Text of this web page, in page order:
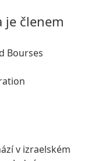
je členem
Bourses
v izraelském